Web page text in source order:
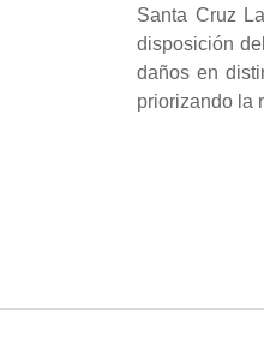
Santa Cruz
disposición
daños en
priorizando la